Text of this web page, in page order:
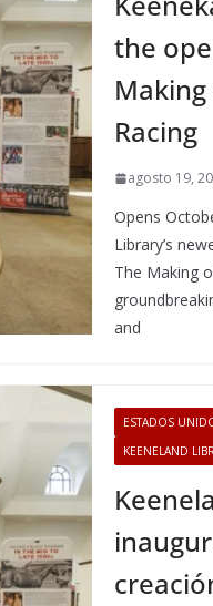
the
Racing
agosto 19,
Opens
Library’s
The Making
and
ESTADOS
KEENELAND